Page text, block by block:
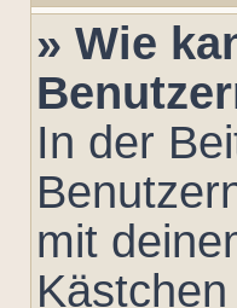
» Wie
In der
mit